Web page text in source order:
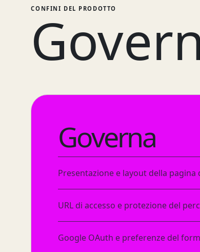
CONFINI DEL PRODOTTO
Governa
Presentazione e layout della pagina
URL di accesso e protezione del
Google OAuth e preferenze del form